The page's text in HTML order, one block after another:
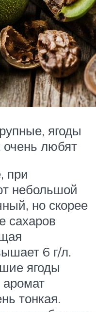
ягоды
любят
при
небольшой
но скорее
сахаров
6 г/л.
ягоды
аромат
тонкая.